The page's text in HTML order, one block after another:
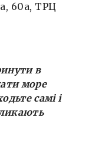
60а, ТРЦ
в
море
самі і